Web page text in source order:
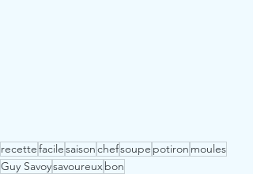
recettefacilesaisonchefsoupe potiron moules
Guy Savoysavoureuxbon